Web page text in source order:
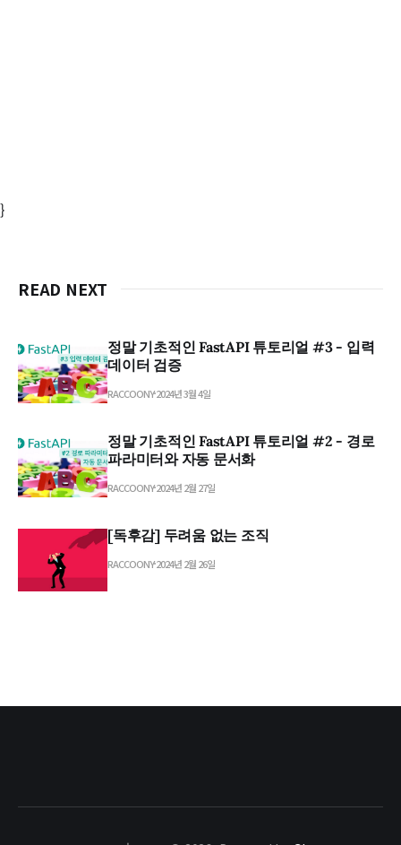
}
READ NEXT
정말 기초적인 FastAPI 튜토리얼 #3 - 입력
데이터 검증
RACCOONY2024년 3월 4일
정말 기초적인 FastAPI 튜토리얼 #2 - 경로
파라미터와 자동 문서화
RACCOONY2024년 2월 27일
[독후감] 두려움 없는 조직
RACCOONY2024년 2월 26일